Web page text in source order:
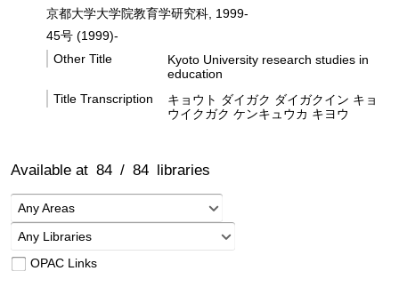
京都大学大学院教育学研究科, 1999-
45号 (1999)-
Other Title
Kyoto University research studies in
education
Title Transcription
キョウト ダイガク ダイガクイン キョ
ウイクガク ケンキュウカ キヨウ
Available at 84 / 84 libraries
Any Areas
Any Libraries
OPAC Links